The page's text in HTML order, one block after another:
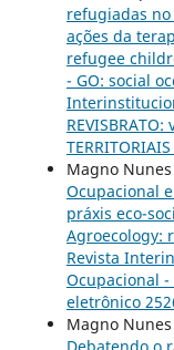
refugiadas no
ações da
refugee
- GO: social
Magno
Ocupacional
práxis eco-
Agroecology:
Revista
Ocupacional -
eletrônico
Magno
Debatendo o